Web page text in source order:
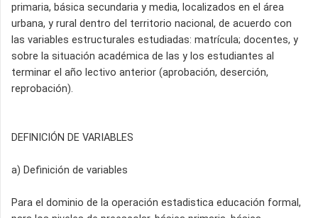
primaria, básica secundaria y media, localizados en el área
urbana, y rural dentro del territorio nacional, de acuerdo con
las variables estructurales estudiadas: matrícula; docentes, y
sobre la situación académica de las y los estudiantes al
terminar el año lectivo anterior (aprobación, deserción,
reprobación).
DEFINICIÓN DE VARIABLES
a) Definición de variables
Para el dominio de la operación estadistica educación formal,